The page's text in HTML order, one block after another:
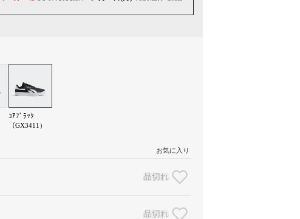
ｺｱﾌﾞﾗｯｸ
（GX3411）
お気に入り
品切れ
品切れ